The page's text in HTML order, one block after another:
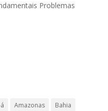
Problemas
Amazonas
Bahia